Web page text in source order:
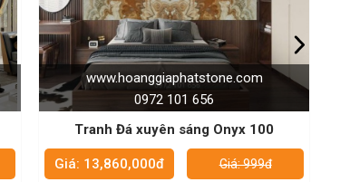
www.hoanggiaphatstone.com
0972 101 656
Tranh Đá xuyên sáng Onyx 136
Giá: 13,860,000đ Giá: 999đ